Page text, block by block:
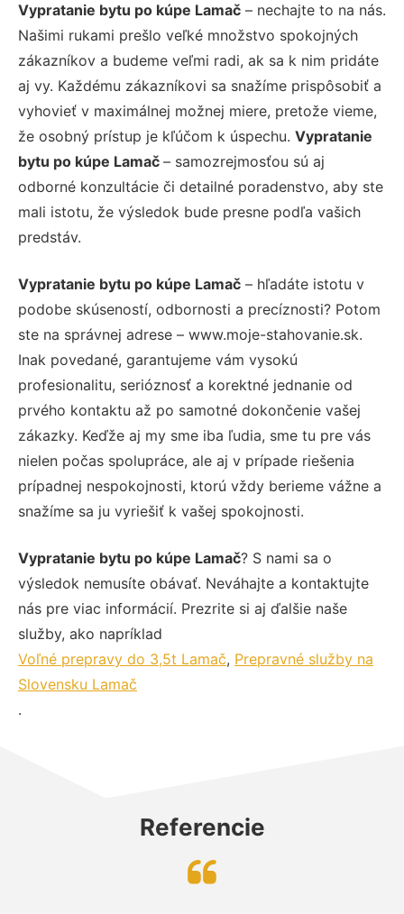
Vypratanie bytu po kúpe Lamač – nechajte to na nás.
Našimi rukami prešlo veľké množstvo spokojných
zákazníkov a budeme veľmi radi, ak sa k nim pridáte
aj vy. Každému zákazníkovi sa snažíme prispôsobiť a
vyhovieť v maximálnej možnej miere, pretože vieme,
že osobný prístup je kľúčom k úspechu. Vypratanie
bytu po kúpe Lamač – samozrejmosťou sú aj
odborné konzultácie či detailné poradenstvo, aby ste
mali istotu, že výsledok bude presne podľa vašich
predstáv.
Vypratanie bytu po kúpe Lamač – hľadáte istotu v
podobe skúseností, odbornosti a precíznosti? Potom
ste na správnej adrese – www.moje-stahovanie.sk.
Inak povedané, garantujeme vám vysokú
profesionalitu, serióznosť a korektné jednanie od
prvého kontaktu až po samotné dokončenie vašej
zákazky. Keďže aj my sme iba ľudia, sme tu pre vás
nielen počas spolupráce, ale aj v prípade riešenia
prípadnej nespokojnosti, ktorú vždy berieme vážne a
snažíme sa ju vyriešiť k vašej spokojnosti.
Vypratanie bytu po kúpe Lamač? S nami sa o
výsledok nemusíte obávať. Neváhajte a kontaktujte
nás pre viac informácií. Prezrite si aj ďalšie naše
služby, ako napríklad
Voľné prepravy do 3,5t Lamač, Prepravné služby na
Slovensku Lamač
.
Referencie